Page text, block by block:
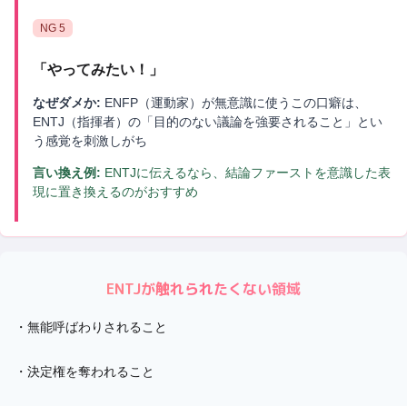
NG 5
「 やってみたい！ 」
なぜダメか: ENFP（運動家）が無意識に使うこの口癖は、
ENTJ（指揮者）の「目的のない議論を強要されること」とい
う感覚を刺激しがち
言い換え例: ENTJに伝えるなら、結論ファーストを意識した表
現に置き換えるのがおすすめ
ENTJが触れられたくない領域
・ 無能呼ばわりされること
・ 決定権を奪われること